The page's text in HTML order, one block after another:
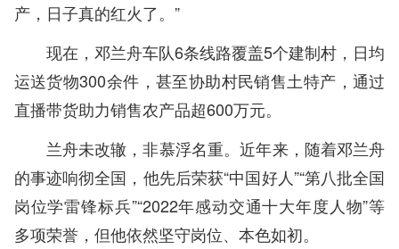
产，日子真的红火了。”
现在，邓兰舟车队6条线路覆盖5个建制村，日均
运送货物300余件，甚至协助村民销售土特产，通过
直播带货助力销售农产品超600万元。
兰舟未改辙，非慕浮名重。近年来，随着邓兰舟
的事迹响彻全国，他先后荣获“中国好人”“第八批全国
岗位学雷锋标兵”“2022年感动交通十大年度人物”等
多项荣誉，但他依然坚守岗位、本色如初。